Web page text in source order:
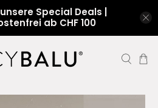
Special Deals |
ab CHF 100